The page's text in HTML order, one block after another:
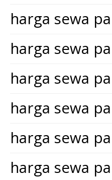
harga sewa
harga sewa
harga sewa
harga sewa
harga sewa
harga sewa